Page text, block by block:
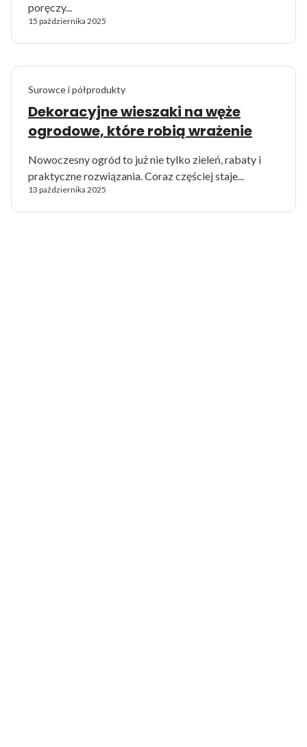
poręczy...
15 października 2025
Surowce i półprodukty
Dekoracyjne wieszaki na węże
ogrodowe, które robią wrażenie
Nowoczesny ogród to już nie tylko zieleń, rabaty i
praktyczne rozwiązania. Coraz częściej staje...
13 października 2025